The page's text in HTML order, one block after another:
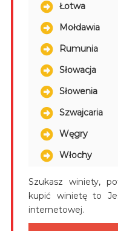
Łotwa
Mołdawia
Rumunia
Słowacja
Słowenia
Szwajcaria
Węgry
Włochy
Szukasz winiety,
kupić winietę to
internetowej.